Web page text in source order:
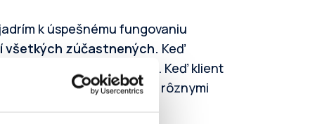
k úspešnému fungovaniu
všetkých zúčastnených. Keď
ktorý im ulahčuje život. Keď klient
a preto im vieme pomôcť rôznymi